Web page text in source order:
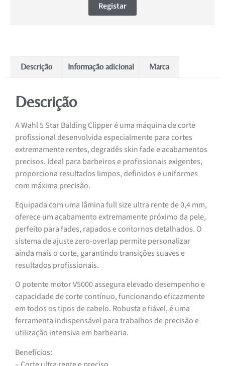
Registar
Descrição Informação adicional Marca
Descrição
A Wahl 5 Star Balding Clipper é uma máquina de corte
profissional desenvolvida especialmente para cortes
extremamente rentes, degradês skin fade e acabamentos
precisos. Ideal para barbeiros e profissionais exigentes,
proporciona resultados limpos, definidos e uniformes
com máxima precisão.
Equipada com uma lâmina full size ultra rente de 0,4 mm,
oferece um acabamento extremamente próximo da pele,
perfeito para fades, rapados e contornos detalhados. O
sistema de ajuste zero-overlap permite personalizar
ainda mais o corte, garantindo transições suaves e
resultados profissionais.
O potente motor V5000 assegura elevado desempenho e
capacidade de corte contínuo, funcionando eficazmente
em todos os tipos de cabelo. Robusta e fiável, é uma
ferramenta indispensável para trabalhos de precisão e
utilização intensiva em barbearia.
Benefícios: